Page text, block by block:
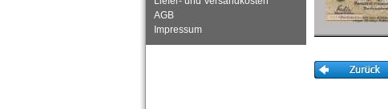
Höchst
Hof
Hofgeismar
AGB
Impressum